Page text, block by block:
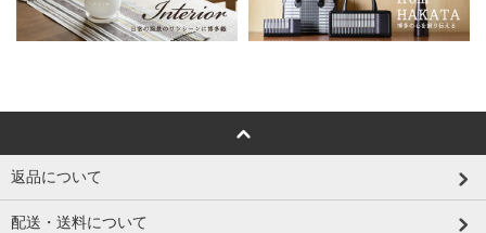
返品について
配送・送料について